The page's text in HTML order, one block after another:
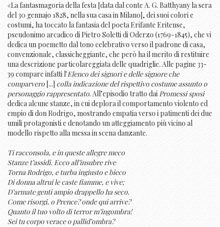
«La fantasmagoria della festa [data dal conte A. G. Batthyany la sera
del 30 gennajo 1828, nella sua casa in Milano], dei suoi colori e
costumi, ha toccato la fantasia del poeta Erifante Eritense,
pseudonimo arcadico di Pietro Soletti di Oderzo (1769-1845), che vi
dedica un poemetto dal tono celebrativo verso il padrone di casa,
convenzionale, classicheggiante, che però ha il merito di restituire
una descrizione particolareggiata delle quadriglie. Alle pagine 33-
39 compare infatti l'Elenco dei signori e delle signore che
comparvero [...] colla indicazione del rispettivo costume assunto o
personaggio rappresentato. All’episodio tratto daiPromessi sposi
dedica alcune stanze, in cui deplora il comportamento violento ed
empio di don Rodrigo, mostrando empatia verso i patimenti dei due
umili protagonisti e denotando un atteggiamento più vicino al
modello rispetto alla messa in scena danzante.
Ti racconsola, e in queste allegre meco
Stanze t’assidi. Ecco all’insubre rive
Torna Rodrigo, e turba ingiusto e bieco
Di donna altrui le caste fiamme, e vive;
D’armate genti ampio drappello ha seco.
Come risorgi, o Prence? onde qui arrive?
Quanto il tuo volto di terror m’ingombra!
Sei tu corpo verace o pallid’ombra?